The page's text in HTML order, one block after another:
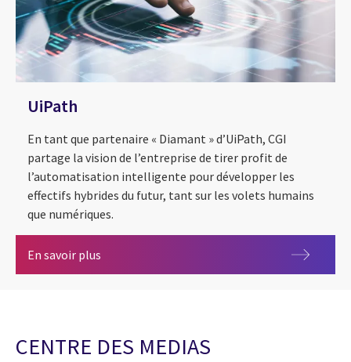
UiPath
En tant que partenaire « Diamant » d’UiPath, CGI
partage la vision de l’entreprise de tirer profit de
l’automatisation intelligente pour développer les
effectifs hybrides du futur, tant sur les volets humains
que numériques.
En savoir plus
CENTRE DES MEDIAS